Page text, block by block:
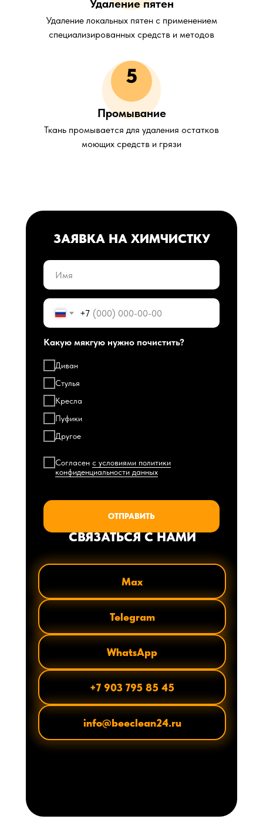
Удаление пятен
Удаление локальных пятен с применением
специализированных средств и методов
5
Промывание
Ткань промывается для удаления остатков
моющих средств и грязи
+7
Какую мякгую нужно почистить?
Диван
Стулья
Кресла
Пуфики
Другое
Согласен с условиями политики
конфиденциальности данных
ОТПРАВИТЬ
ЗАЯВКА НА ХИМЧИСТКУ
Max
Telegram
WhatsApp
+7 903 795 85 45
info@beeclean24.ru
СВЯЗАТЬСЯ С НАМИ